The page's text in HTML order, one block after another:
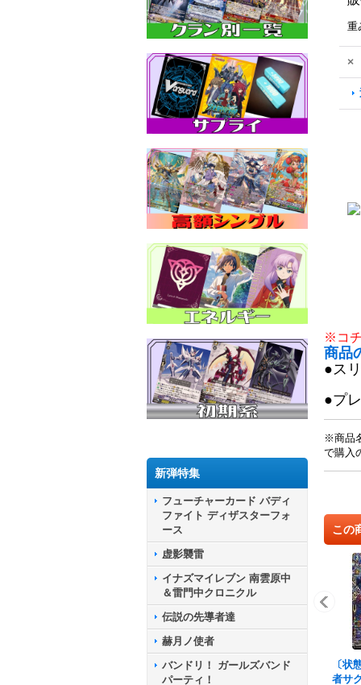
新弾特集
フューチャーカード バディ
ファイト ディザスターフォ
ース
虚影襲雷
イナズマイレブン 南雲原中
＆雷門中クロニクル
伝説の先導者達
赫月ノ使者
バンドリ！ ガールズバンド
パーティ！
重
×
※コ
商品
●ス
●プ
※商品
で購入
この
〔状
者サ